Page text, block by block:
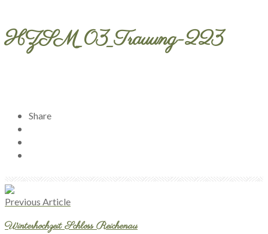
HZSM_03_Trauung-223
Share
Previous Article
Winterhochzeit Schloss Reichenau